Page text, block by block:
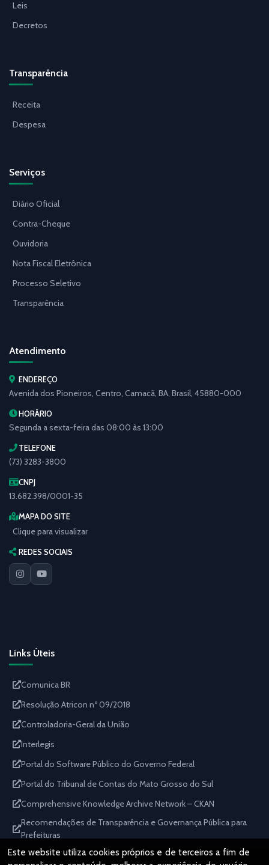
Leis
Decretos
Transparência
Receita
Despesa
Serviços
Diário Oficial
Contra-Cheque
Ouvidoria
Nota Fiscal Eletrônica
Processo Seletivo
Transparência
Atendimento
ENDEREÇO
Avenida dos Pioneiros, Centro, Camacã, BA, Brasil, 45880-000
HORÁRIO
Segunda a sexta-feira das 08:00 às 13:00
TELEFONE
(73) 3283-3800
CNPJ
13.682.398/0001-35
MAPA DO SITE
Clique para visualizar
REDES SOCIAIS
Links Úteis
Comunica BR
Resolução Atricon nº 09/2018
Controladoria-Geral da União
Interlegis
Portal do Software Público do Governo Federal
Portal do Tribunal de Contas do Mato Grosso do Sul
Comprehensive Knowledge Archive Network – CKAN
Recomendações de Transparência e Governança Pública para
Prefeituras
Este website utiliza cookies próprios e de terceiros a fim de